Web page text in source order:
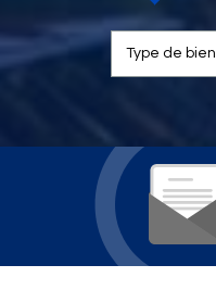
Type de bien